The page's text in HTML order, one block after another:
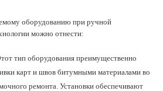
оборудованию при ручной
можно отнести:
тип оборудования преимущественно
карт и швов битумными материалами во
ремонта. Установки обеспечивают